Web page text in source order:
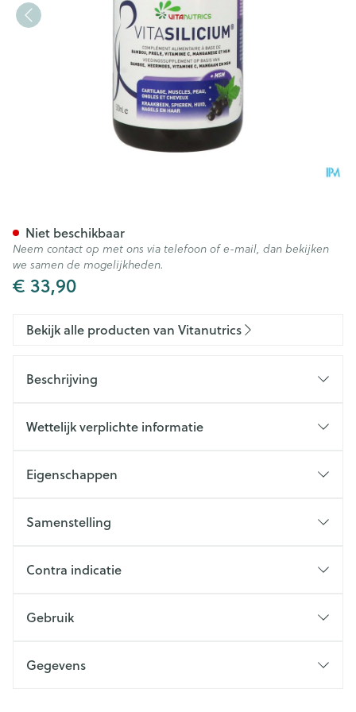
€ 33,90
Niet beschikbaar
Neem contact op met ons via telefoon of e-mail, dan bekijken
we samen de mogelijkheden.
Bekijk alle producten van Vitanutrics
Beschrijving
Wettelijk verplichte informatie
Eigenschappen
Samenstelling
Contra indicatie
Gebruik
Gegevens